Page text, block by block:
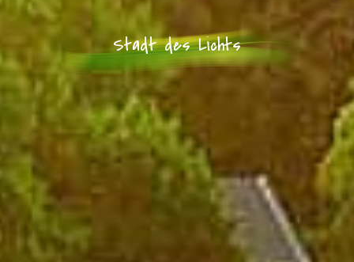
Stadt des Lichts